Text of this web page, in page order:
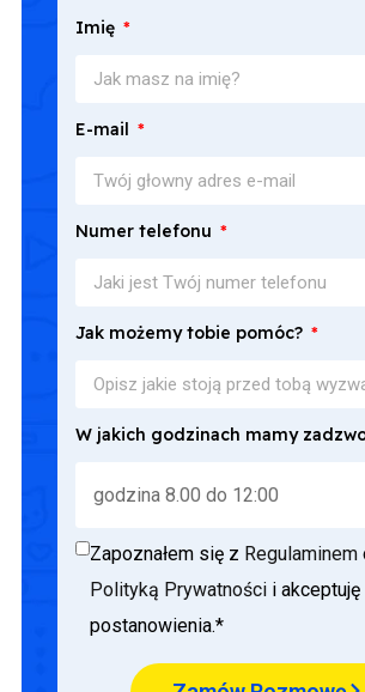
Imię
E-mail
Numer telefonu
Jak możemy tobie pomóc?
W jakich godzinach mamy
Zapoznałem się z Regulaminem
Polityką Prywatności i akceptuję
postanowienia.*